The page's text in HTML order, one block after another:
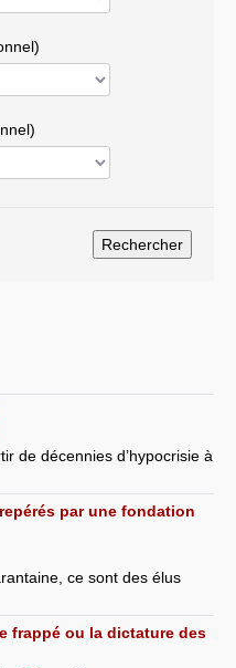
de décennies d’hypocrisie à
par une fondation
ce sont des élus
frappé ou la dictature des